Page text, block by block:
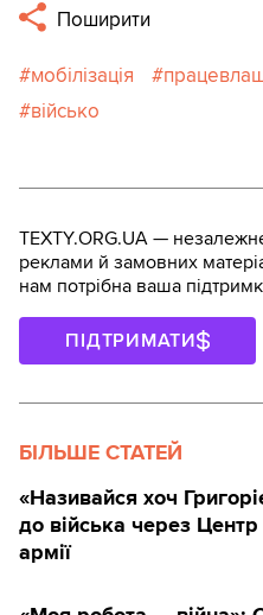
Поширити
мобілізація
військо
TEXTY.ORG.UA —
реклами й замовних
нам потрібна ваша
ПІДТРИМАТИ
БІЛЬШЕ СТАТЕЙ
«Називайся хоч
до війська через Центр
армії